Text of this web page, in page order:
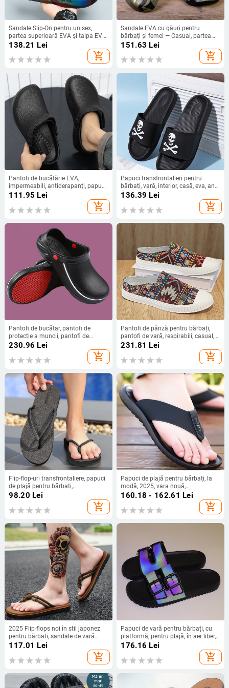
Sandale Slip-On pentru unisex,
partea superioară EVA și talpa EVA,
stil casual, vara 2025
138.21 Lei
add_shopping_cart
Sandale EVA cu găuri pentru
bărbați și femei — Casual, partea
superioară EVA, talpă EVA, talpă
injectată prin turnare, Model 2588
151.63 Lei
add_shopping_cart
Pantofi de bucătărie EVA,
impermeabili, antiderapanți, papuci
de vară pentru bărbați, rezistenți la
uzură, pentru atelier, bucătărie de
hotel, rezistenți la murdărie
111.95 Lei
add_shopping_cart
Papuci transfrontalieri pentru
bărbați, vară, interior, casă, eva, anti-
miros, anti-alunecare, simplu, casă,
exterior, sandale, mărime mare
136.39 Lei
add_shopping_cart
Pantofi de bucătar, pantofi de
protecție a muncii, pantofi de
siguranță, pantofi de bucătar,
pantofi de lucru rezistenți la ulei,
antiderapanți, impermeabili
230.96 Lei
add_shopping_cart
Pantofi de pânză pentru bărbați,
pantofi de vară, respirabili, casual,
ușori, cu talpă moale, slip-in, din
jumătate de tragere
231.81 Lei
add_shopping_cart
Flip-flop-uri transfrontaliere, papuci
de plajă pentru bărbați,
îmbrăcăminte de exterior
antiderapantă de vară pentru
bărbați, Flip-flop-uri în stoc en-gros
98.20 Lei
add_shopping_cart
Papuci de plajă pentru bărbați, la
modă, 2025, vara nouă,
antiderapanți, casual, versatili,
pentru tineri, la modă, antiderapanți
160.18 - 162.61 Lei
add_shopping_cart
2025 Flip-flops noi în stil japonez
pentru bărbați, sandale de vară
antiderapante pentru exterior,
vietnamez, la modă
117.01 Lei
add_shopping_cart
Papuci de vară pentru bărbați, cu
platformă, pentru plajă, în aer liber,
cu model clasic, Birkenstock, plus
mărime, la modă, casual, papuci de
baie
176.16 Lei
add_shopping_cart